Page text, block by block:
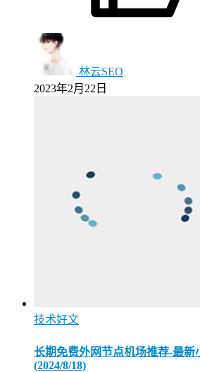
林云SEO
2023年2月22日
技术好文
长期免费外网节点机场推荐-最新
(2024/8/18)